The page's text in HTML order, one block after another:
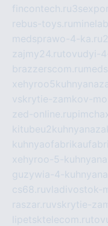
fincontech.ru
rebus-toys.ru
medsprawo-4-ka.ru
zajmy24.rutovudyi-
brazzerscom.ru
vskrytie-zamkov-
zed-online.ru
xehyroo-5-
guzywia-4-
cs68.ruvladivostok-
raszar.ruvskrytie-
lipetsktelecom.ru